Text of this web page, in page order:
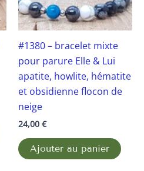
#1380 – bracelet mixte
pour parure Elle & Lui
apatite, howlite, hématite
et obsidienne flocon de
neige
24,00 €
Ajouter au panier